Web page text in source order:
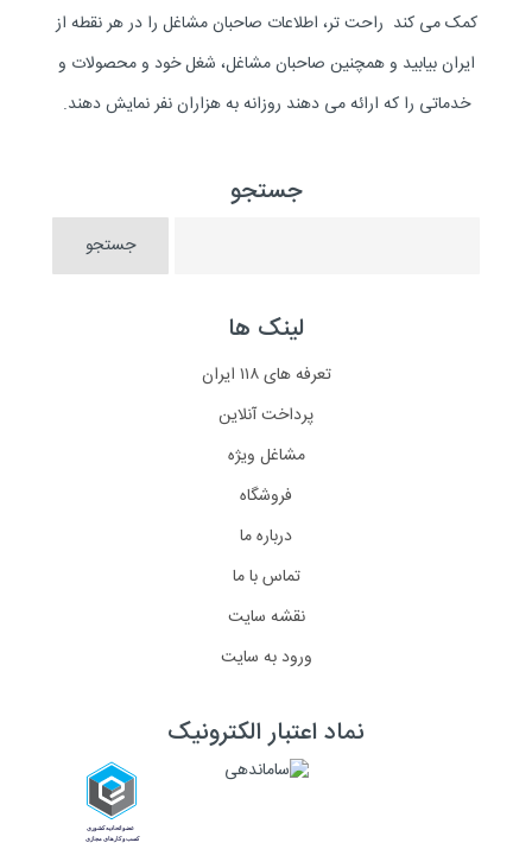
کمک می کند راحت تر، اطلاعات صاحبان مشاغل را در هر نقطه از
ایران بیابید و همچنین صاحبان مشاغل، شغل خود و محصولات و
خدماتی را که ارائه می دهند روزانه به هزاران نفر نمایش دهند.
جستجو
لینک ها
تعرفه های ۱۱۸ ایران
پرداخت آنلاین
مشاغل ویژه
فروشگاه
درباره ما
تماس با ما
نقشه سایت
ورود به سایت
نماد اعتبار الکترونیک